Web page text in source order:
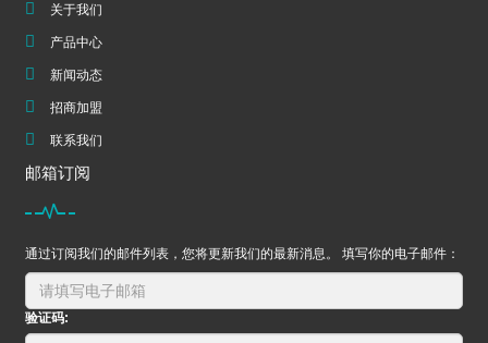
关于我们
产品中心
新闻动态
招商加盟
联系我们
邮箱订阅
通过订阅我们的邮件列表，您将更新我们的最新消息。 填写你的电子邮件：
验证码: